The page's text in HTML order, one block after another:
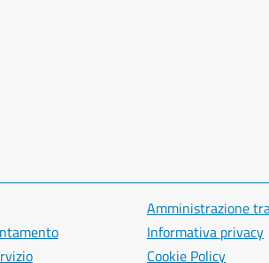
Amministrazione
Informativa privacy
Cookie Policy